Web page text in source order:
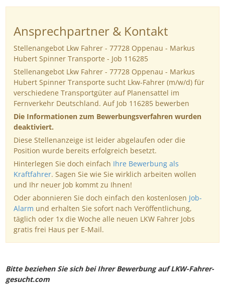
Ansprechpartner & Kontakt
Stellenangebot Lkw Fahrer - 77728 Oppenau - Markus
Hubert Spinner Transporte - Job 116285
Stellenangebot Lkw Fahrer - 77728 Oppenau - Markus
Hubert Spinner Transporte sucht Lkw-Fahrer (m/w/d) für
verschiedene Transportgüter auf Planensattel im
Fernverkehr Deutschland. Auf Job 116285 bewerben
Die Informationen zum Bewerbungsverfahren wurden
deaktiviert.
Diese Stellenanzeige ist leider abgelaufen oder die
Position wurde bereits erfolgreich besetzt.
Hinterlegen Sie doch einfach Ihre Bewerbung als
Kraftfahrer. Sagen Sie wie Sie wirklich arbeiten wollen
und Ihr neuer Job kommt zu Ihnen!
Oder abonnieren Sie doch einfach den kostenlosen Job-
Alarm und erhalten Sie sofort nach Veröffentlichung,
täglich oder 1x die Woche alle neuen LKW Fahrer Jobs
gratis frei Haus per E-Mail.
Bitte beziehen Sie sich bei Ihrer Bewerbung auf LKW-Fahrer-
gesucht.com